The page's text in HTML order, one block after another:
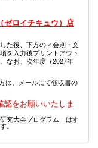
ゼロイチキュウ）店
た後、下方の＜会則・文
を入力後プリントアウト
なお、次年度（2027年
は、メールにて領収書の
をお願いいたしま
究大会プログラム」はす
。